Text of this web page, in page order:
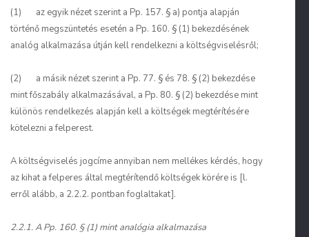
(1) az egyik nézet szerint a Pp. 157. § a) pontja alapján
történő megszüntetés esetén a Pp. 160. § (1) bekezdésének
analóg alkalmazása útján kell rendelkezni a költségviselésről;
(2) a másik nézet szerint a Pp. 77. § és 78. § (2) bekezdése
mint főszabály alkalmazásával, a Pp. 80. § (2) bekezdése mint
különös rendelkezés alapján kell a költségek megtérítésére
kötelezni a felperest.
A költségviselés jogcíme annyiban nem mellékes kérdés, hogy
az kihat a felperes által megtérítendő költségek körére is [l.
erről alább, a 2.2.2. pontban foglaltakat].
2.2.1. A Pp. 160. § (1) mint analógia alkalmazása